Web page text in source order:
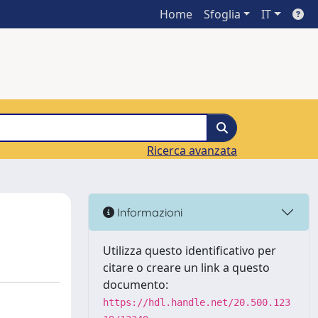
Home Sfoglia IT
Ricerca avanzata
Informazioni
Utilizza questo identificativo per
citare o creare un link a questo
documento:
https://hdl.handle.net/20.500.123